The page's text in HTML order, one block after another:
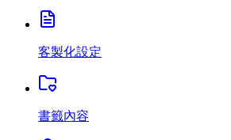
客製化設定
書籤內容